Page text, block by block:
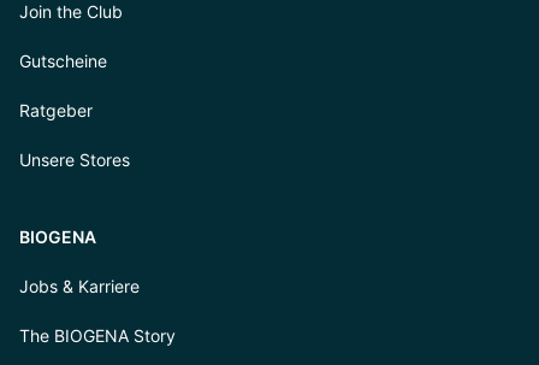
Join the Club
Gutscheine
Ratgeber
Unsere Stores
BIOGENA
Jobs & Karriere
The BIOGENA Story